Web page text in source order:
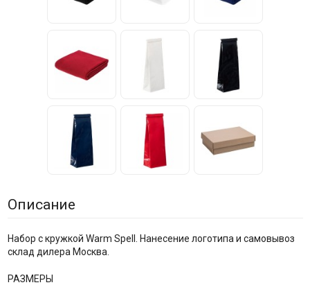
Описание
Набор с кружкой Warm Spell. Нанесение логотипа и самовывоз
склад дилера Москва.
РАЗМЕРЫ